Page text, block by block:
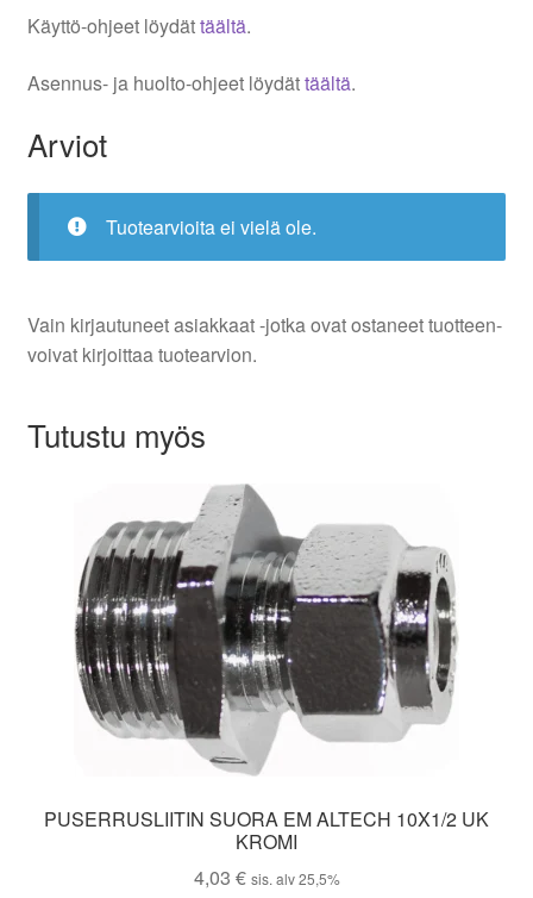
Käyttö-ohjeet löydättäältä.
Asennus- ja huolto-ohjeet löydättäältä.
Arviot
Tuotearvioita ei vielä ole.
Vain kirjautuneet asiakkaat -jotka ovat ostaneet tuotteen-
voivat kirjoittaa tuotearvion.
Tutustu myös
PUSERRUSLIITIN SUORA EM ALTECH 10X1/2 UK
KROMI
4,03 € sis. alv 25,5%